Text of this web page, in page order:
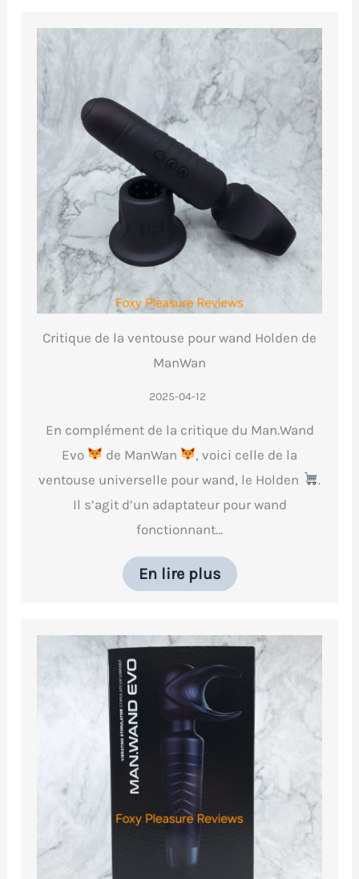
Critique de la ventouse pour wand Holden de
ManWan
2025-04-12
En complément de la critique du Man.Wand
Evo
de ManWan
, voici celle de la
ventouse universelle pour wand, le Holden
.
Il s’agit d’un adaptateur pour wand
fonctionnant…
En lire plus